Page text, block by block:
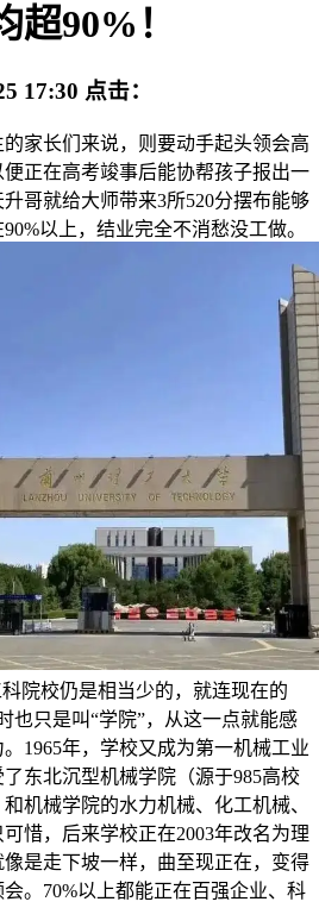
超90%！
17:30 点击：
长们来说，则要动手起头领会高
正在高考竣事后能协帮孩子报出一
哥就给大师带来3所520分摆布能够
以上，结业完全不消愁没工做。
院校仍是相当少的，就连现在的
也只是叫“学院”，从这一点就能感
1965年，学校又成为第一机械工业
东北沉型机械学院（源于985高校
机械学院的水力机械、化工机械、
惜，后来学校正在2003年改名为理
是走下坡一样，曲至现正在，变得
。70%以上都能正在百强企业、科